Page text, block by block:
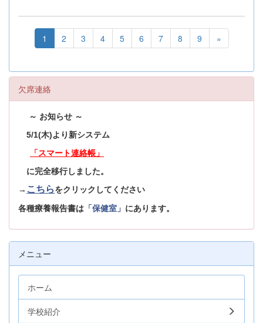
1 2 3 4 5 6 7 8 9 »
欠席連絡
～ お知らせ ～
5/1(木)より新システム
「スマート連絡帳」
に完全移行しました。
→ こちらをクリックしてください
各種療養報告書は 「保健室」 にあります。
メニュー
ホーム
学校紹介